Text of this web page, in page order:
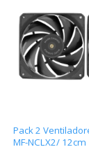
Pack 2
MF-NCLX2/ 12cm